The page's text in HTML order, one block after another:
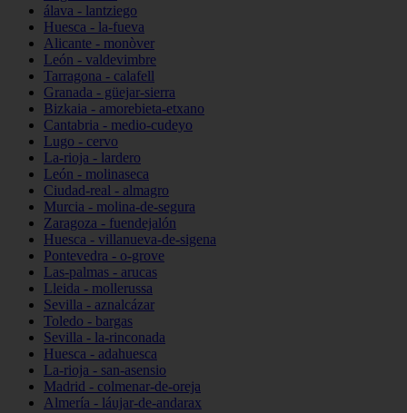
álava - lantziego
Huesca - la-fueva
Alicante - monòver
León - valdevimbre
Tarragona - calafell
Granada - güejar-sierra
Bizkaia - amorebieta-etxano
Cantabria - medio-cudeyo
Lugo - cervo
La-rioja - lardero
León - molinaseca
Ciudad-real - almagro
Murcia - molina-de-segura
Zaragoza - fuendejalón
Huesca - villanueva-de-sigena
Pontevedra - o-grove
Las-palmas - arucas
Lleida - mollerussa
Sevilla - aznalcázar
Toledo - bargas
Sevilla - la-rinconada
Huesca - adahuesca
La-rioja - san-asensio
Madrid - colmenar-de-oreja
Almería - láujar-de-andarax